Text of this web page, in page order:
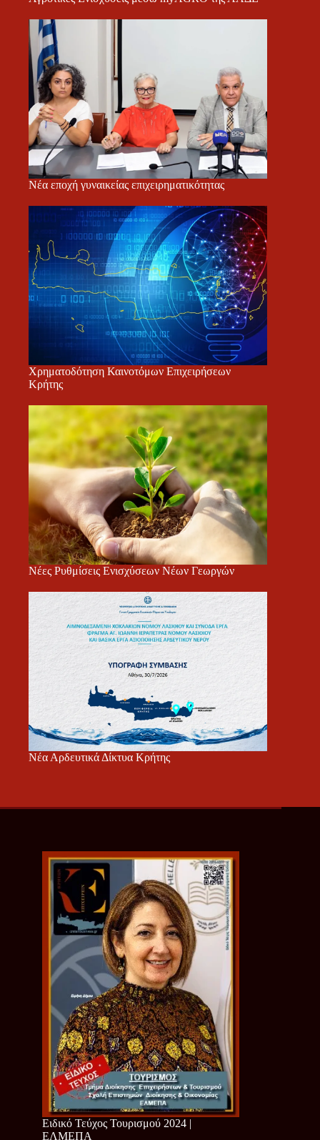
Νέα εποχή γυναικείας επιχειρηματικότητας
Χρηματοδότηση Καινοτόμων Επιχειρήσεων
Κρήτης
Νέες Ρυθμίσεις Ενισχύσεων Νέων Γεωργών
Νέα Αρδευτικά Δίκτυα Κρήτης
Ειδικό Τεύχος Τουρισμού 2024 |
ΕΛΜΕΠΑ